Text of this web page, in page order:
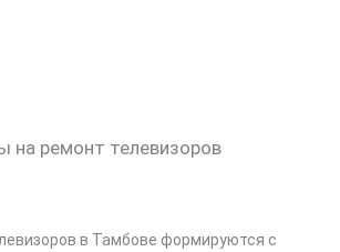
на ремонт телевизоров
в Тамбове формируются с